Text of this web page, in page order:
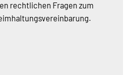
rechtlichen Fragen zum